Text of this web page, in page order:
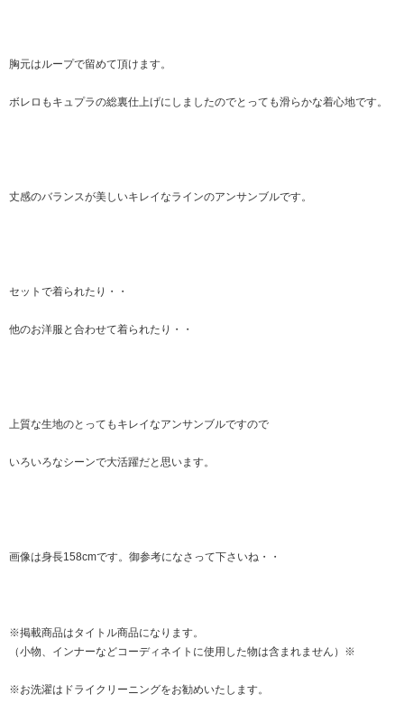
胸元はループで留めて頂けます。
ボレロもキュプラの総裏仕上げにしましたのでとっても滑らかな着心地です。
丈感のバランスが美しいキレイなラインのアンサンブルです。
セットで着られたり・・
他のお洋服と合わせて着られたり・・
上質な生地のとってもキレイなアンサンブルですので
いろいろなシーンで大活躍だと思います。
画像は身長158cmです。御参考になさって下さいね・・
※掲載商品はタイトル商品になります。
（小物、インナーなどコーディネイトに使用した物は含まれません）※
※お洗濯はドライクリーニングをお勧めいたします。